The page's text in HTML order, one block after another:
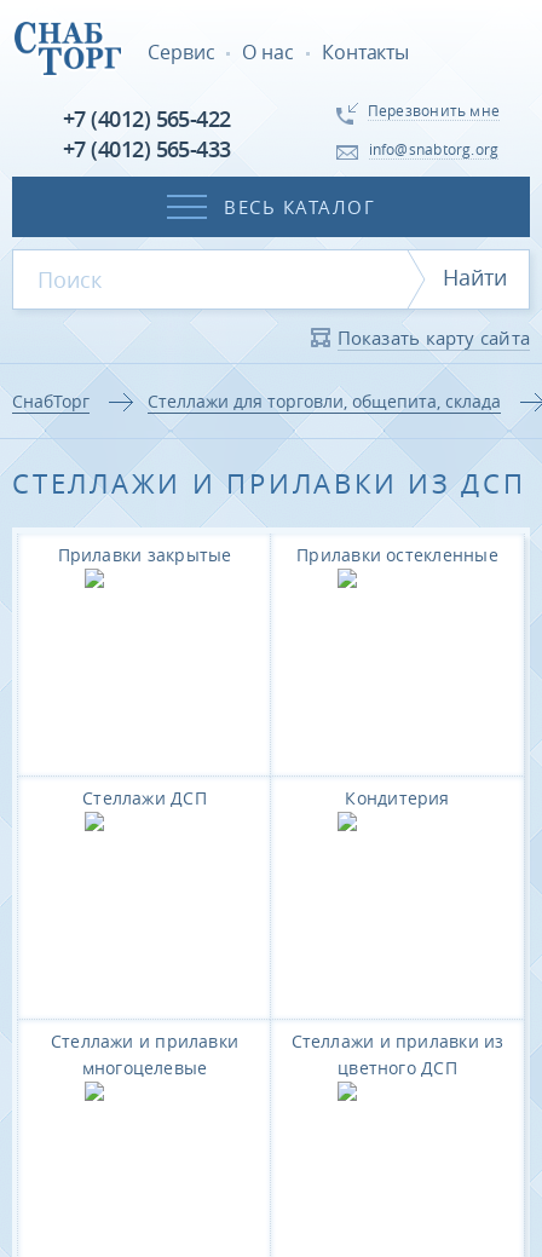
Сервис О нас Контакты
+7 (4012) 565-422
+7 (4012) 565-433
Перезвонить мне
info@snabtorg.org
ВЕСЬ КАТАЛОГ
Найти
Показать карту сайта
СнабТорг Стеллажи для торговли, общепита, склада
СТЕЛЛАЖИ И ПРИЛАВКИ ИЗ ДСП
Прилавки закрытые Прилавки остекленные
Стеллажи ДСП Кондитерия
Стеллажи и прилавки
многоцелевые
Стеллажи и прилавки из
цветного ДСП